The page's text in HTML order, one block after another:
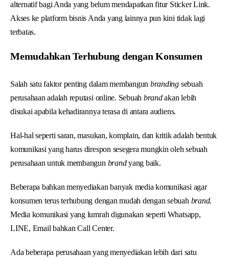
alternatif bagi Anda yang belum mendapatkan fitur Sticker Link.
Akses ke platform bisnis Anda yang lainnya pun kini tidak lagi
terbatas.
Memudahkan Terhubung dengan Konsumen
Salah satu faktor penting dalam membangun branding sebuah
perusahaan adalah reputasi online. Sebuah brandakan lebih
disukai apabila kehadirannya terasa di antara audiens.
Hal-hal seperti saran, masukan, komplain, dan kritik adalah bentuk
komunikasi yang harus direspon sesegera mungkin oleh sebuah
perusahaan untuk membangun brandyang baik.
Beberapa bahkan menyediakan banyak media komunikasi agar
konsumen terus terhubung dengan mudah dengan sebuah brand.
Media komunikasi yang lumrah digunakan seperti Whatsapp,
LINE, Email bahkan Call Center.
Ada beberapa perusahaan yang menyediakan lebih dari satu